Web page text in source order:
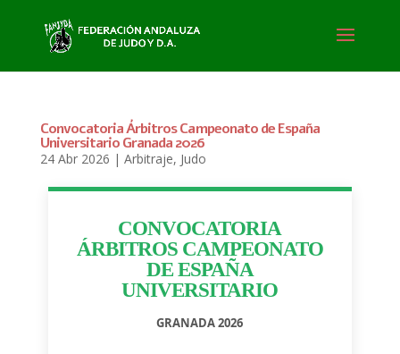
Convocatoria Árbitros Campeonato de España
Universitario Granada 2026
24 Abr 2026 | Arbitraje, Judo
CONVOCATORIA
ÁRBITROS CAMPEONATO
DE ESPAÑA
UNIVERSITARIO
GRANADA 2026